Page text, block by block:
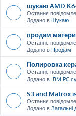
шукаю AMD
Останнє
Додано в Шукаю
продам
Останнє
Додано в Продам
Полировка
Останнє
Додано в IBM PC
S3 and Matrox
Останнє
Додано в Загальні